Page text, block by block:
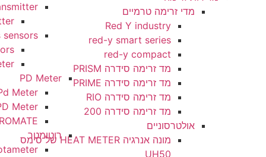
מדי זרימה טרמיים
Red Y industry
red-y smart series
red-y compact
מד זרימה סידרה PRISM
מד זרימה סידרה PRIME
מד זרימה סידרה RIO
מד זרימה סידרה 200
מונה אנרגיה HEAT METER של סימס
Coriolis transmitter
transmitter
Coriolis sensors
U.S.B sensors
flowmeter
PD Meter
Eco Oval Pd Meter
FLOWPET PD Meter
רוטומטר